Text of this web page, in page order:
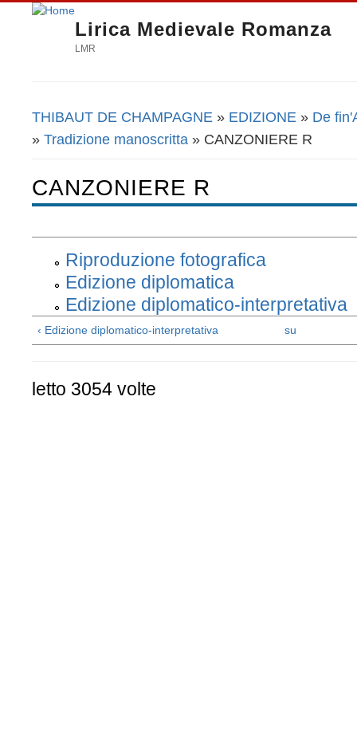
Lirica Medievale Romanza
LMR
Tu sei qui
THIBAUT DE CHAMPAGNE » EDIZIONE » De
» Tradizione manoscritta » CANZONIERE R
CANZONIERE R
Riproduzione fotografica
Edizione diplomatica
Edizione diplomatico-interpretativa
‹ Edizione diplomatico-interpretativa su
letto 3054 volte